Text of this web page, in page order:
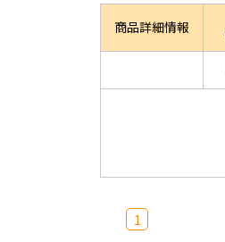
商品詳細情報
1